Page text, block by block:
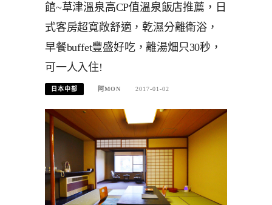
館~草津溫泉高CP值溫泉飯店推薦，日
式客房超寬敞舒適，乾濕分離衛浴，
早餐buffet豐盛好吃，離湯畑只30秒，
可一人入住!
日本中部 阿MON 2017-01-02